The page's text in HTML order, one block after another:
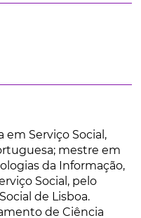
em Serviço Social,
mestre em
da Informação,
Social, pelo
de Lisboa.
de Ciência